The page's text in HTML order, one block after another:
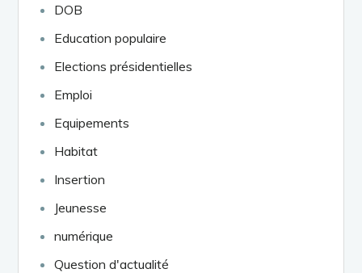
DOB
Education populaire
Elections présidentielles
Emploi
Equipements
Habitat
Insertion
Jeunesse
numérique
Question d'actualité